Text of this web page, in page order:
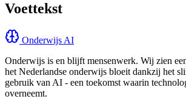
Voettekst
Onderwijs AI
Onderwijs is en blijft mensenwerk. Wij zien
het Nederlandse onderwijs bloeit dankzij het
gebruik van AI - een toekomst waarin
overneemt.